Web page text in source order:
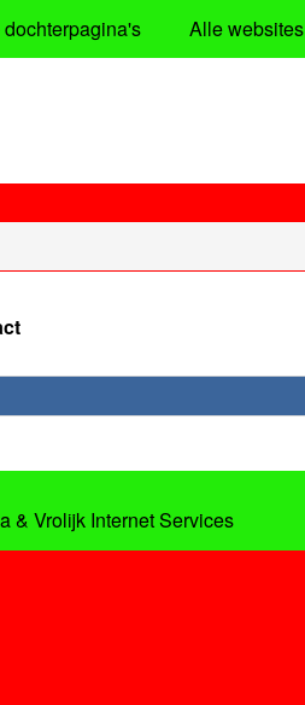
Alle websites
& Vrolijk Internet Services